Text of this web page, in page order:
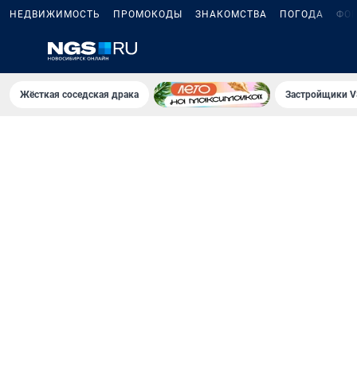
НЕДВИЖИМОСТЬ ПРОМОКОДЫ ЗНАКОМСТВА ПОГОДА
Жёсткая соседская драка Застройщики